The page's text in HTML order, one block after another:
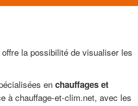
la possibilité de visualiser les
en chauffages et
à chauffage-et-clim.net, avec les